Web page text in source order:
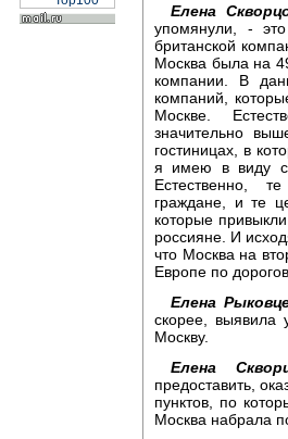
Елена
упомянули, -
британской
Москва была на
компании. В
компаний,
Москве.
значительно
гостиницах, в
я имею в виду
Естественно,
граждане, и те
которые
россияне. И
что Москва на
Европе по
Елена
скорее, выявила
Москву.
Елена
предоставить,
пунктов, по
Москва набрала